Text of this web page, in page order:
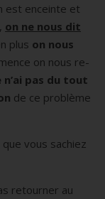
est enceinte et
on ne nous dit
plus on nous
on nous re-
n’ai pas du tout
de ce problème
que vous sachiez
retourner au